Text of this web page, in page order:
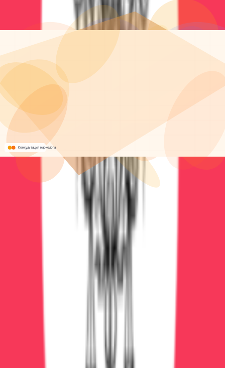
бригада выезжает круглосуточно и оказывает
экстренную помощь на дому или в клинике.
ЭКСТРЕННЫЙ ВЫЗОВ Написать в WhatsApp
100% анонимность
Без постановки на учет
Работаем 24/7
Звонок бесплатный • Консультация анонимная •
Помощь круглосуточно
Экстренная помощь 24/7
Срочная помощь и стабилизация
Детоксикация, кодирование и психотерапия — под
контролем опытных врачей, анонимно и безопасно.
Экстренная помощь
Экстренная детоксикация
Экстренная помощь 24/7: выезд, капельницы,
Реанимационная
Экспресс-диагностика